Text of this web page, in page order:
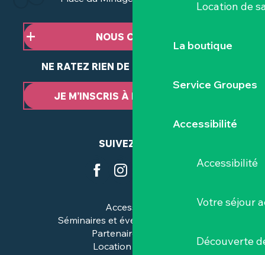
Location de
La boutique
Service Groupes
Accessibilité
Accessibilité
Votre séjour
Découverte
NOUS CONTACTER
NE RATEZ RIEN DE NOTRE ACTUALITÉ
JE M’INSCRIS À LA NEWSLETTER
SUIVEZ-NOUS
Accessibilité
Séminaires et événements pros
Partenaires & pros
Location de salles